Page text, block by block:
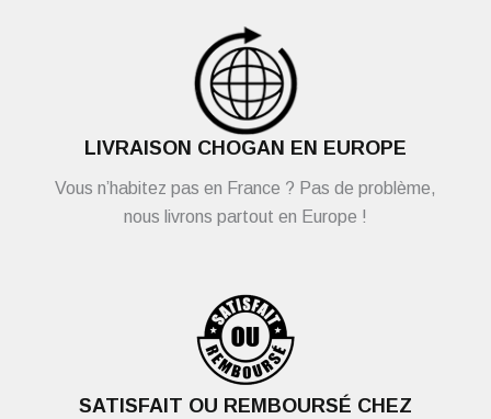
LIVRAISON CHOGAN EN EUROPE
Vous n’habitez pas en France ? Pas de problème,
nous livrons partout en Europe !
SATISFAIT OU REMBOURSÉ CHEZ